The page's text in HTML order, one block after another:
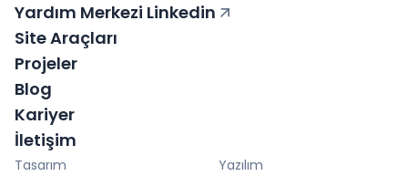
Yardım Merkezi
Site Araçları
Projeler
Blog
Kariyer
İletişim
Linkedin
Tasarım
Yazılım